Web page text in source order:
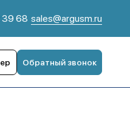
39 68 sales@argusm.ru
Обратный звонок